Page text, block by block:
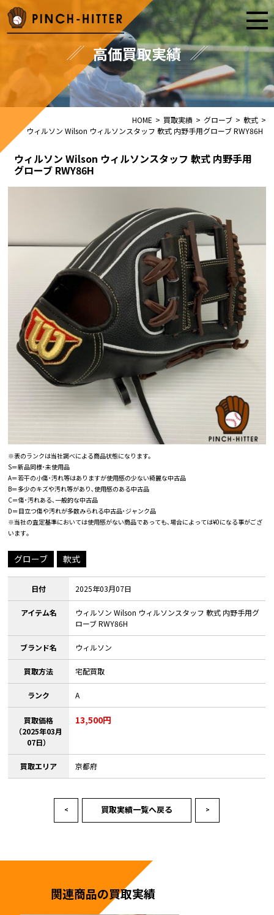
高価買取実績
HOME > 買取実績 > グローブ > 軟式 >
ウィルソン Wilson ウィルソンスタッフ 軟式 内野手用グローブ RWY86H
ウィルソン Wilson ウィルソンスタッフ 軟式 内野手用
グローブ RWY86H
※表のランクは当社調べによる商品状態になります。
S＝新品同様･未使用品
A＝若干の小傷･汚れ等はありますが使用感の少ない綺麗な中古品
B＝多少のキズや汚れ等があり､使用感のある中古品
C＝傷･汚れある､一般的な中古品
D＝目立つ傷や汚れが多数みられる中古品･ジャンク品
※当社の査定基準においては使用感がない商品であっても､場合によっては¥0になる事がござ
います｡
グローブ 軟式
日付 2025年03月07日
アイテム名
ウィルソン Wilson ウィルソンスタッフ 軟式 内野手用グ
ローブ RWY86H
ブランド名 ウィルソン
買取方法 宅配買取
ランク A
買取価格
（2025年03月
07日）
13,500円
買取エリア 京都府
< 買取実績一覧へ戻る >
関連商品の買取実績